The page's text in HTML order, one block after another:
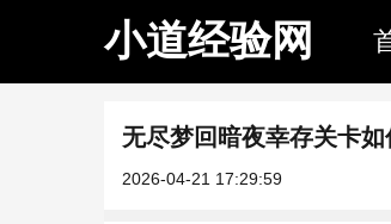
小道经验网
无尽梦回暗夜幸存关卡
2026-04-21 17:29:59